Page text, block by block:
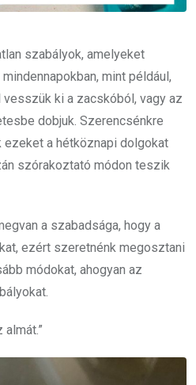
szabályok, amelyeket
mint például,
ki a zacskóból, vagy az
dobjuk. Szerencsénkre
ezeket a hétköznapi dolgokat
szórakoztató módon teszik
a szabadsága, hogy a
ezért szeretnénk megosztani
módokat, ahogyan az